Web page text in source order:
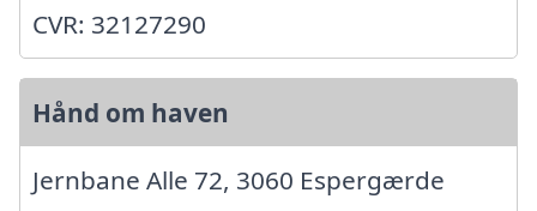
CVR: 32127290
Hånd om haven
Jernbane Alle 72, 3060 Espergærde